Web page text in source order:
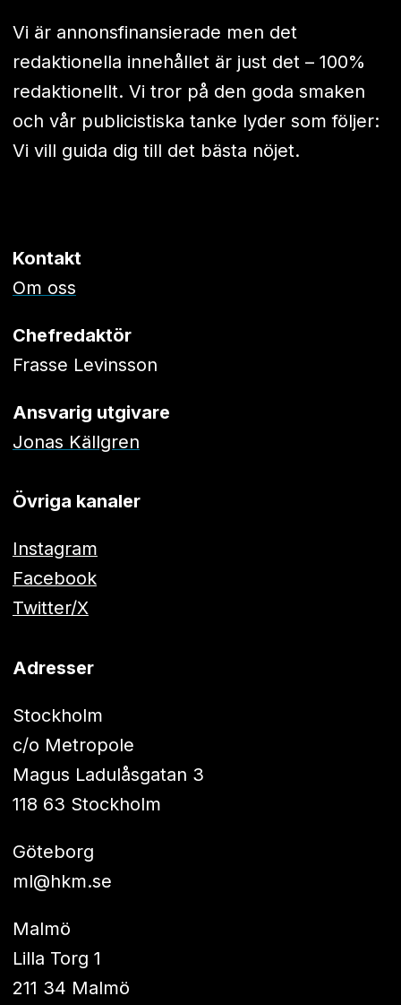
Vi är annonsfinansierade men det
redaktionella innehållet är just det – 100%
redaktionellt. Vi tror på den goda smaken
och vår publicistiska tanke lyder som följer:
Vi vill guida dig till det bästa nöjet.
Kontakt
Om oss
Chefredaktör
Frasse Levinsson
Ansvarig utgivare
Jonas Källgren
Övriga kanaler
Instagram
Facebook
Twitter/X
Adresser
Stockholm
c/o Metropole
Magus Ladulåsgatan 3
118 63 Stockholm
Göteborg
ml@hkm.se
Malmö
Lilla Torg 1
211 34 Malmö